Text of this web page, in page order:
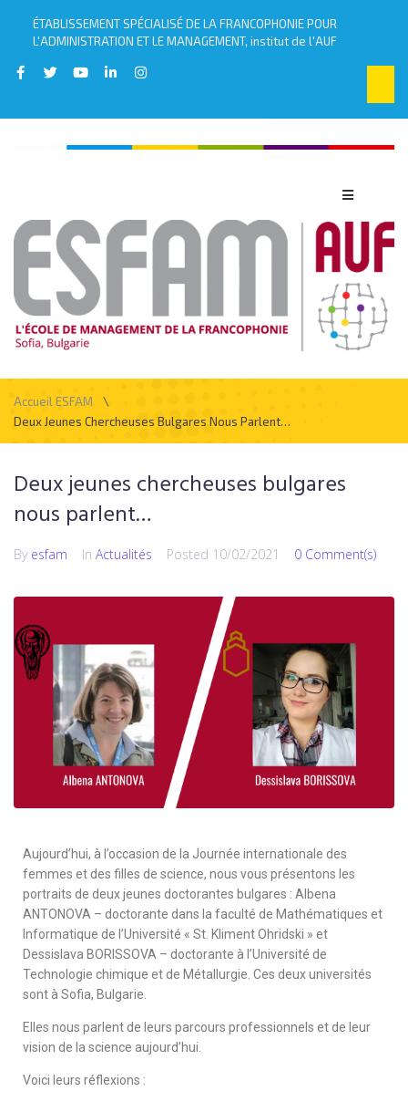
ÉTABLISSEMENT SPÉCIALISÉ DE LA FRANCOPHONIE POUR
L'ADMINISTRATION ET LE MANAGEMENT, institut de l'AUF
Accueil ESFAM
\
Deux Jeunes Chercheuses Bulgares Nous Parlent…
Deux jeunes chercheuses bulgares
nous parlent…
By esfam In Actualités Posted 10/02/2021 0 Comment(s)
Aujourd’hui, à l’occasion de la Journée internationale des
femmes et des filles de science, nous vous présentons les
portraits de deux jeunes doctorantes bulgares : Albena
ANTONOVA – doctorante dans la faculté de Mathématiques et
Informatique de l’Université « St. Kliment Ohridski » et
Dessislava BORISSOVA – doctorante à l’Université de
Technologie chimique et de Métallurgie. Ces deux universités
sont à Sofia, Bulgarie.
Elles nous parlent de leurs parcours professionnels et de leur
vision de la science aujourd’hui.
Voici leurs réflexions :